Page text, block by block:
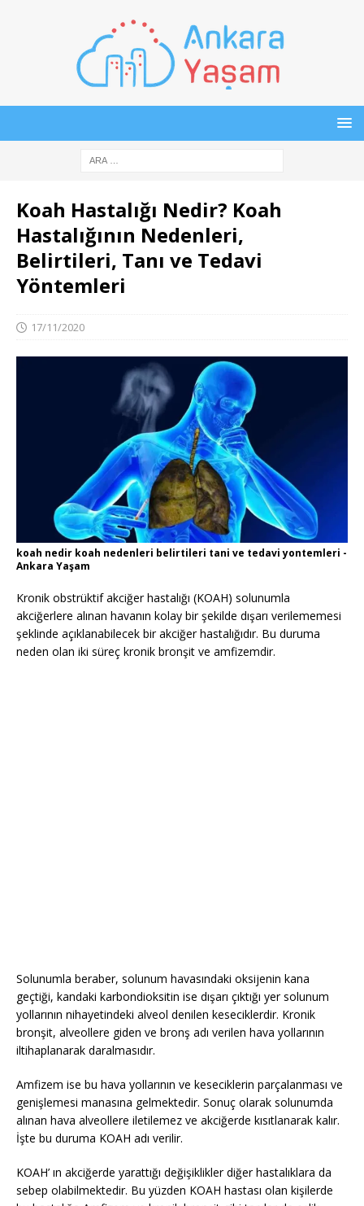
Koah Hastalığı Nedir? Koah
Hastalığının Nedenleri,
Belirtileri, Tanı ve Tedavi
Yöntemleri
17/11/2020
koah nedir koah nedenleri belirtileri tani ve tedavi yontemleri -
Ankara Yaşam
Kronik obstrüktif akciğer hastalığı (KOAH) solunumla
akciğerlere alınan havanın kolay bir şekilde dışarı verilememesi
şeklinde açıklanabilecek bir akciğer hastalığıdır. Bu duruma
neden olan iki süreç kronik bronşit ve amfizemdir.
Solunumla beraber, solunum havasındaki oksijenin kana
geçtiği, kandaki karbondioksitin ise dışarı çıktığı yer solunum
yollarının nihayetindeki alveol denilen keseciklerdir. Kronik
bronşit, alveollere giden ve bronş adı verilen hava yollarının
iltihaplanarak daralmasıdır.
Amfizem ise bu hava yollarının ve keseciklerin parçalanması ve
genişlemesi manasına gelmektedir. Sonuç olarak solunumda
alınan hava alveollere iletilemez ve akciğerde kısıtlanarak kalır.
İşte bu duruma KOAH adı verilir.
KOAH’ ın akciğerde yarattığı değişiklikler diğer hastalıklara da
sebep olabilmektedir. Bu yüzden KOAH hastası olan kişilerde